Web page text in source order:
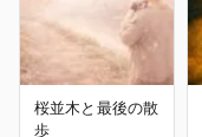
桜並木と最後の散
歩